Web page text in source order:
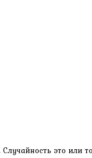
это или